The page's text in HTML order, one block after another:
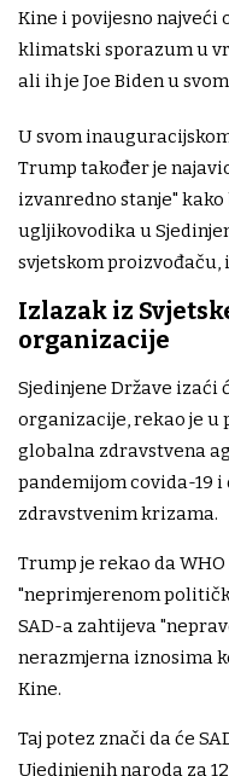
Kine i povijesno najveći
klimatski sporazum u
ali ih je Joe Biden u
U svom
Trump također je
izvanredno stanje"
ugljikovodika u
svjetskom proizvođaču,
Izlazak iz
organizacije
Sjedinjene Države izaći
organizacije, rekao je u
globalna zdravstvena
pandemijom covida-19
zdravstvenim krizama.
Trump je rekao da
"neprimjerenom
SAD-a zahtijeva
nerazmjerna iznosima
Kine.
Taj potez znači da će
Ujedinjenih naroda za